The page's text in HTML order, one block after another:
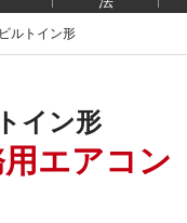
ルトイン形
イン形
エアコン